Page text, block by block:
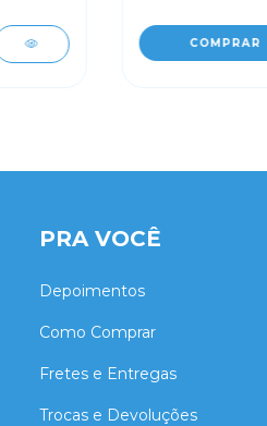
COMPRAR
PRA VOCÊ
Depoimentos
Como Comprar
Fretes e Entregas
Trocas e Devoluções